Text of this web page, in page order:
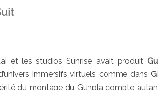
et les studios Sunrise avait produit
immersifs virtuels comme dans
du montage du Gunpla compte